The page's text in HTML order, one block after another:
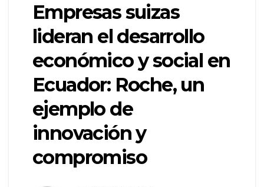
Empresas suizas
lideran el desarrollo
económico y social en
Ecuador: Roche, un
ejemplo de
innovación y
compromiso